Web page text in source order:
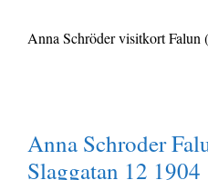
Anna Schröder visitkort Falun
Anna Schroder
Slaggatan 12 1904